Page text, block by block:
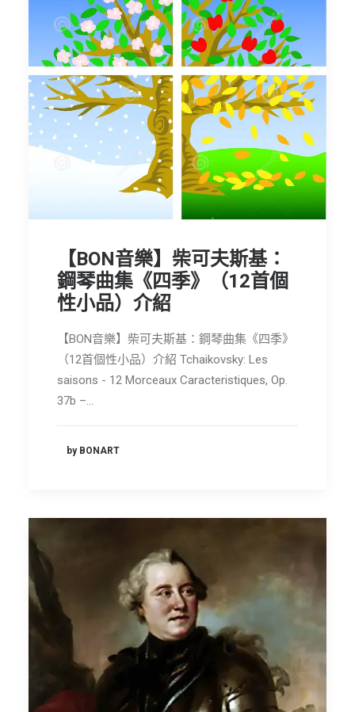
【BON音樂】柴可夫斯基：
鋼琴曲集《四季》（12首個
性小品）介紹
【BON音樂】柴可夫斯基：鋼琴曲集《四季》
（12首個性小品）介紹 Tchaikovsky: Les
saisons - 12 Morceaux Caracteristiques, Op.
37b –…
by BONART